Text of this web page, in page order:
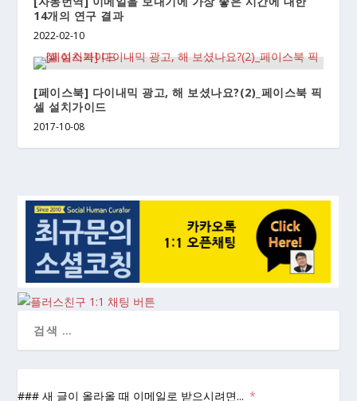
14개의 연구 결과
2022-02-10
[페이스북] 다이내믹 광고, 해 보셨나요?(2)_페이스북 픽
셀 설치가이드
2017-10-08
### 새 글이 올라올 때 이메일로 받으시려면...